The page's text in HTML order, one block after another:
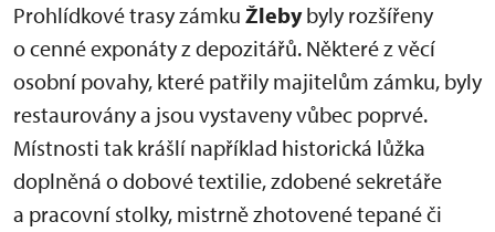
Prohlídkové trasy zámku Žlebybyly rozšířeny
o cenné exponáty z depozitářů. Některé z věcí
osobní povahy, které patřily majitelům zámku, byly
restaurovány a jsou vystaveny vůbec poprvé.
Místnosti tak krášlí například historická lůžka
doplněná o dobové textilie, zdobené sekretáře
a pracovní stolky, mistrně zhotovené tepané či